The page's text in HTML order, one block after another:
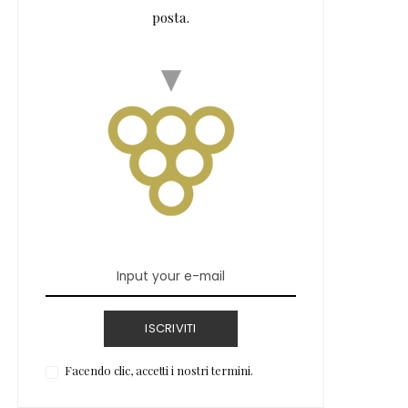
posta.
ISCRIVITI
Facendo clic, accetti i nostri termini.